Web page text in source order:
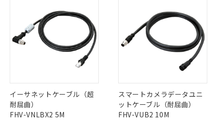
イーサネットケーブル（超
耐屈曲）
FHV-VNLBX2 5M
スマートカメラデータユニ
ットケーブル（耐屈曲）
FHV-VUB2 10M